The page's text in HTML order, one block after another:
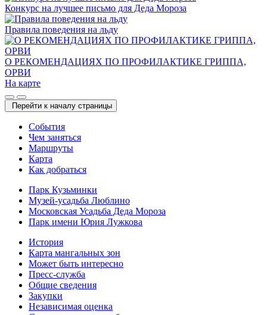
Конкурс на лучшее письмо для Деда Мороза
Правила поведения на льду
О РЕКОМЕНДАЦИЯХ ПО ПРОФИЛАКТИКЕ ГРИППА,
ОРВИ
На карте
Перейти к началу страницы
Cобытия
Чем заняться
Маршруты
Карта
Как добраться
Парк Кузьминки
Музей-усадьба Люблино
Московская Усадьба Деда Мороза
Парк имени Юрия Лужкова
История
Карта мангальных зон
Может быть интересно
Пресс-служба
Общие сведения
Закупки
Независимая оценка